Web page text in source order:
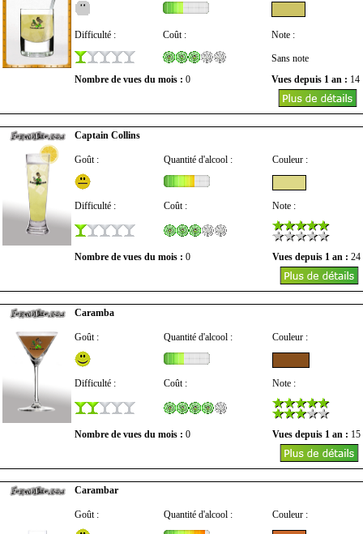
Difficulté : Coût : Note :
Sans note
Nombre de vues du mois : 0 Vues depuis 1 an : 14
Captain Collins
Goût : Quantité d'alcool : Couleur :
Difficulté : Coût : Note :
Nombre de vues du mois : 0 Vues depuis 1 an : 24
Caramba
Goût : Quantité d'alcool : Couleur :
Difficulté : Coût : Note :
Nombre de vues du mois : 0 Vues depuis 1 an : 15
Carambar
Goût : Quantité d'alcool : Couleur :